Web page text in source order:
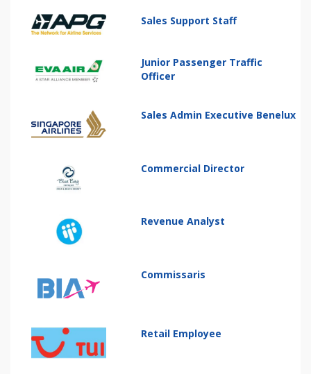
Sales Support Staff
Junior Passenger Traffic
Officer
Sales Admin Executive Benelux
Commercial Director
Revenue Analyst
Commissaris
Retail Employee